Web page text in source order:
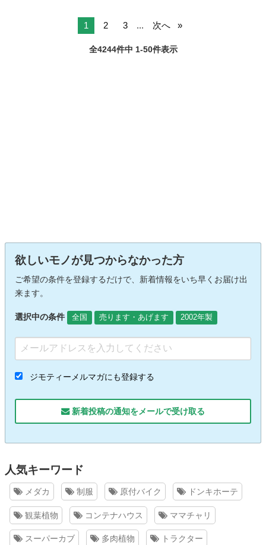
1 2 3 ... 次へ
全4244件中 1-50件表示
欲しいモノが見つからなかった方
ご希望の条件を登録するだけで、新着情報をいち早くお届け出
来ます。
選択中の条件 全国 売ります・あげます 2002年製
ジモティーメルマガにも登録する
新着投稿の通知をメールで受け取る
人気キーワード
メダカ 制服 原付バイク ドンキホーテ
観葉植物 コンテナハウス ママチャリ
スーパーカブ 多肉植物 トラクター